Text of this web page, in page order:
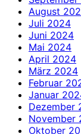
August
Juli 2024
Juni 2024
Mai 2024
April 2024
März 2024
Februar
Januar
Dezember
November
Oktober